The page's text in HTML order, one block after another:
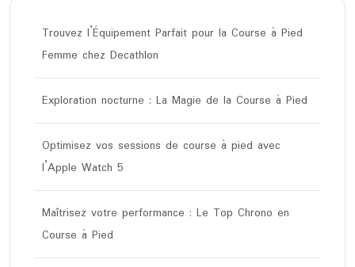
Trouvez l’Équipement Parfait pour la Course à Pied
Femme chez Decathlon
Exploration nocturne : La Magie de la Course à Pied
Optimisez vos sessions de course à pied avec
l’Apple Watch 5
Maîtrisez votre performance : Le Top Chrono en
Course à Pied